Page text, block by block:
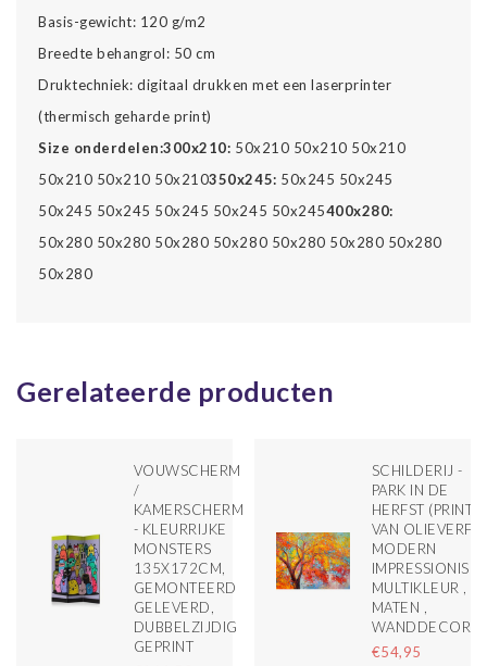
Basis-gewicht: 120 g/m2
Breedte behangrol: 50 cm
Druktechniek: digitaal drukken met een laserprinter
(thermisch geharde print)
Size onderdelen:300x210: 50x210 50x210 50x210
50x210 50x210 50x210350x245: 50x245 50x245
50x245 50x245 50x245 50x245 50x245400x280:
50x280 50x280 50x280 50x280 50x280 50x280 50x280
50x280
Gerelateerde producten
VOUWSCHERM
/
KAMERSCHERM
- KLEURRIJKE
MONSTERS
135X172CM,
GEMONTEERD
GELEVERD,
DUBBELZIJDIG
GEPRINT
SCHILDERIJ -
PARK IN DE
HERFST (PRINT
VAN OLIEVERF,
MODERN
MULTIKLEUR , 3
MATEN ,
€54,95